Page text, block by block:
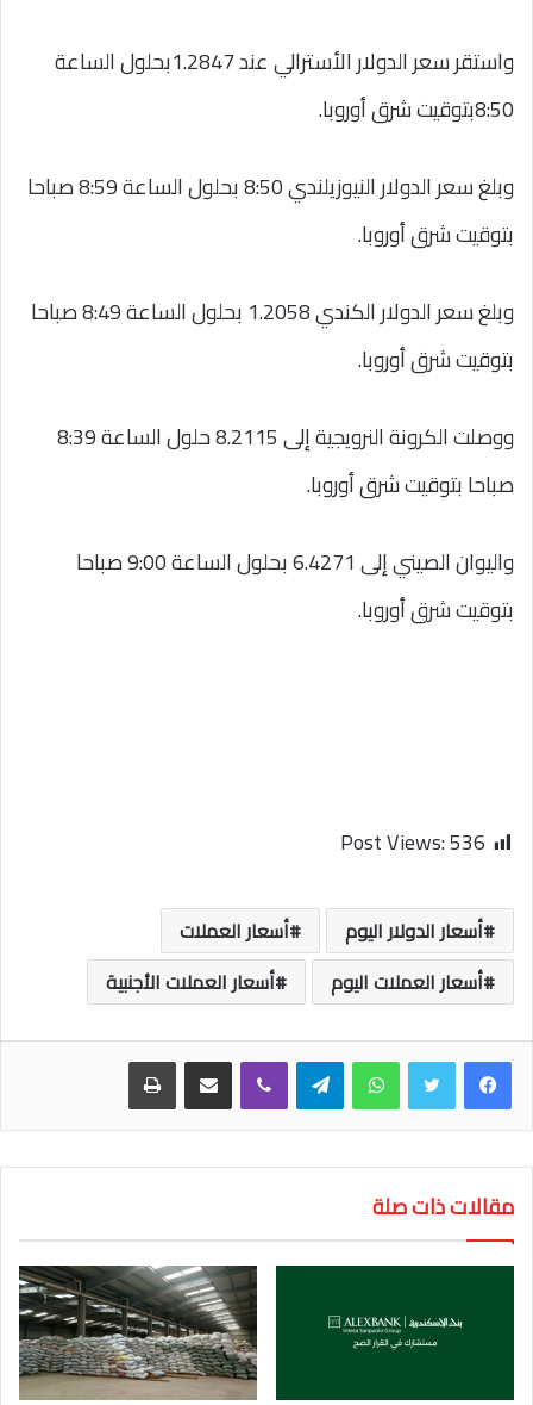
واستقر سعر الدولار الأسترالي عند 1.2847بحلول الساعة
8:50بتوقيت شرق أوروبا.
وبلغ سعر الدولار النيوزيلندي 8:50 بحلول الساعة 8:59 صباحا
بتوقيت شرق أوروبا.
وبلغ سعر الدولار الكندي 1.2058 بحلول الساعة 8:49 صباحا
بتوقيت شرق أوروبا.
ووصلت الكرونة النرويجية إلى 8.2115 حلول الساعة 8:39
صباحا بتوقيت شرق أوروبا.
واليوان الصيني إلى 6.4271 بحلول الساعة 9:00 صباحا
بتوقيت شرق أوروبا.
Post Views:536
أسعار الدولار اليوم
أسعار العملات
أسعار العملات اليوم
أسعار العملات الأجنبية
واتساب تيلقرام
مقالات ذات صلة